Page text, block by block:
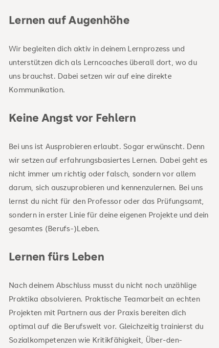
Lernen auf Augenhöhe
Wir begleiten dich aktiv in deinem Lernprozess und
unterstützen dich als Lerncoaches überall dort, wo du
uns brauchst. Dabei setzen wir auf eine direkte
Kommunikation.
Keine Angst vor Fehlern
Bei uns ist Ausprobieren erlaubt. Sogar erwünscht. Denn
wir setzen auf erfahrungsbasiertes Lernen. Dabei geht es
nicht immer um richtig oder falsch, sondern vor allem
darum, sich auszuprobieren und kennenzulernen. Bei uns
lernst du nicht für den Professor oder das Prüfungsamt,
sondern in erster Linie für deine eigenen Projekte und dein
gesamtes (Berufs-)Leben.
Lernen fürs Leben
Nach deinem Abschluss musst du nicht noch unzählige
Praktika absolvieren. Praktische Teamarbeit an echten
Projekten mit Partnern aus der Praxis bereiten dich
optimal auf die Berufswelt vor. Gleichzeitig trainierst du
Sozialkompetenzen wie Kritikfähigkeit, Über-den-